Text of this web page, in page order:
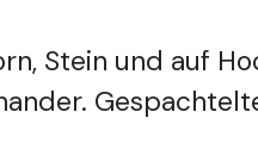
Stein und auf